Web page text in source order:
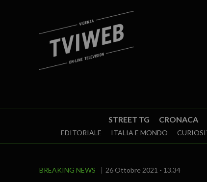
STREET TG CRONACA
EDITORIALE ITALIA E MONDO
BREAKING NEWS 26 Ottobre 2021 - 13.34